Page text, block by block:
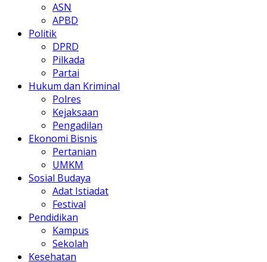
ASN
APBD
Politik
DPRD
Pilkada
Partai
Hukum dan Kriminal
Polres
Kejaksaan
Pengadilan
Ekonomi Bisnis
Pertanian
UMKM
Sosial Budaya
Adat Istiadat
Festival
Pendidikan
Kampus
Sekolah
Kesehatan